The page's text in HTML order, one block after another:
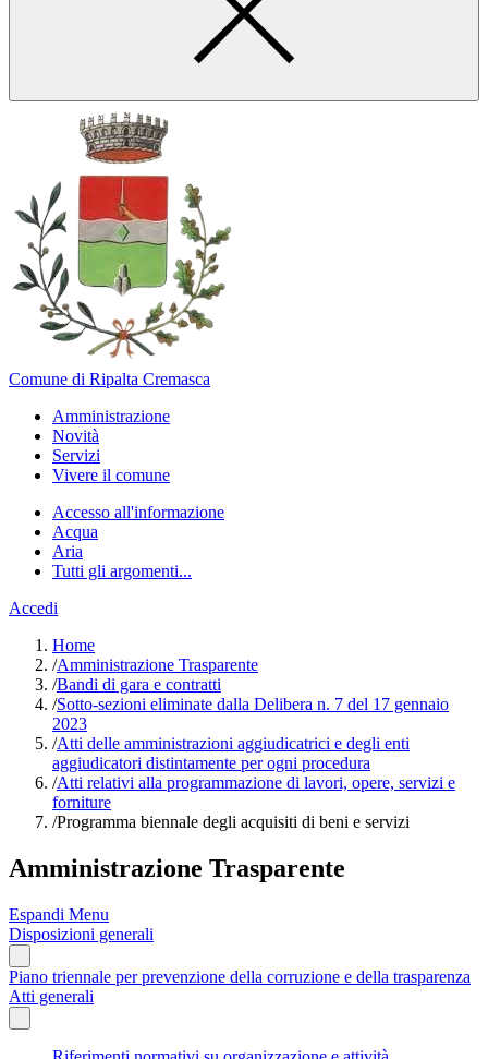
Comune di Ripalta Cremasca
Amministrazione
Novità
Servizi
Vivere il comune
Accesso all'informazione
Acqua
Aria
Tutti gli argomenti...
Accedi
Home
/Amministrazione Trasparente
/Bandi di gara e contratti
/Sotto-sezioni eliminate dalla Delibera n. 7 del 17 gennaio
2023
/Atti delle amministrazioni aggiudicatrici e degli enti
aggiudicatori distintamente per ogni procedura
/Atti relativi alla programmazione di lavori, opere, servizi e
forniture
/Programma biennale degli acquisiti di beni e servizi
Amministrazione Trasparente
Espandi Menu
Disposizioni generali
Piano triennale per prevenzione della corruzione e della trasparenza
Atti generali